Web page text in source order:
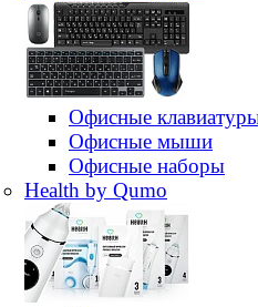
Офисные
Офисные мыши
Офисные наборы
Health by Qumo